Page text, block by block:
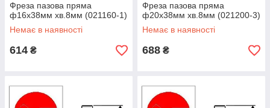
Фреза пазова пряма
ф16х38мм хв.8мм (021160-1)
Немає в наявності
614 ₴
Фреза пазова пряма
ф20х38мм хв.8мм (021200-3)
Немає в наявності
688 ₴